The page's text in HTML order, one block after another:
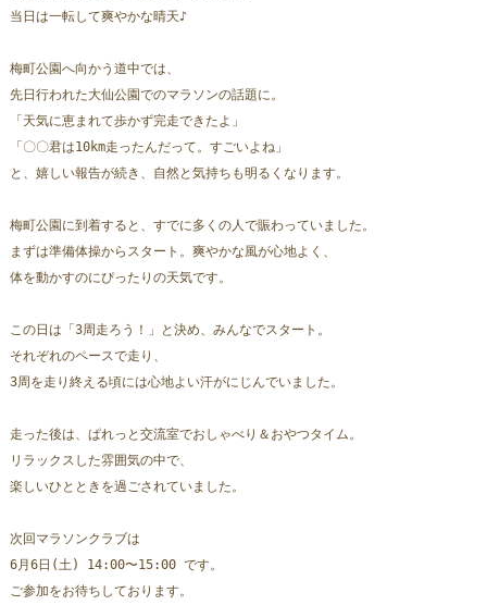
当日は一転して爽やかな晴天♪
梅町公園へ向かう道中では、
先日行われた大仙公園でのマラソンの話題に。
「天気に恵まれて歩かず完走できたよ」
「〇〇君は10km走ったんだって。すごいよね」
と、嬉しい報告が続き、自然と気持ちも明るくなります。
梅町公園に到着すると、すでに多くの人で賑わっていました。
まずは準備体操からスタート。爽やかな風が心地よく、
体を動かすのにぴったりの天気です。
この日は「3周走ろう！」と決め、みんなでスタート。
それぞれのペースで走り、
3周を走り終える頃には心地よい汗がにじんでいました。
走った後は、ぱれっと交流室でおしゃべり＆おやつタイム。
リラックスした雰囲気の中で、
楽しいひとときを過ごされていました。
次回マラソンクラブは
6月6日(土) 14:00〜15:00 です。
ご参加をお待ちしております。